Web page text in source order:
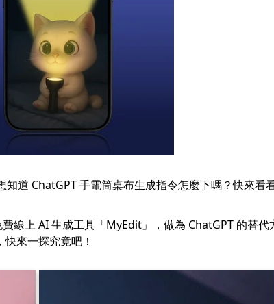
道 ChatGPT 手電筒桌布生成指令怎麼下嗎？快來看
線上 AI 生成工具「MyEdit 」，做為 ChatGPT 的替代
來一探究竟吧！